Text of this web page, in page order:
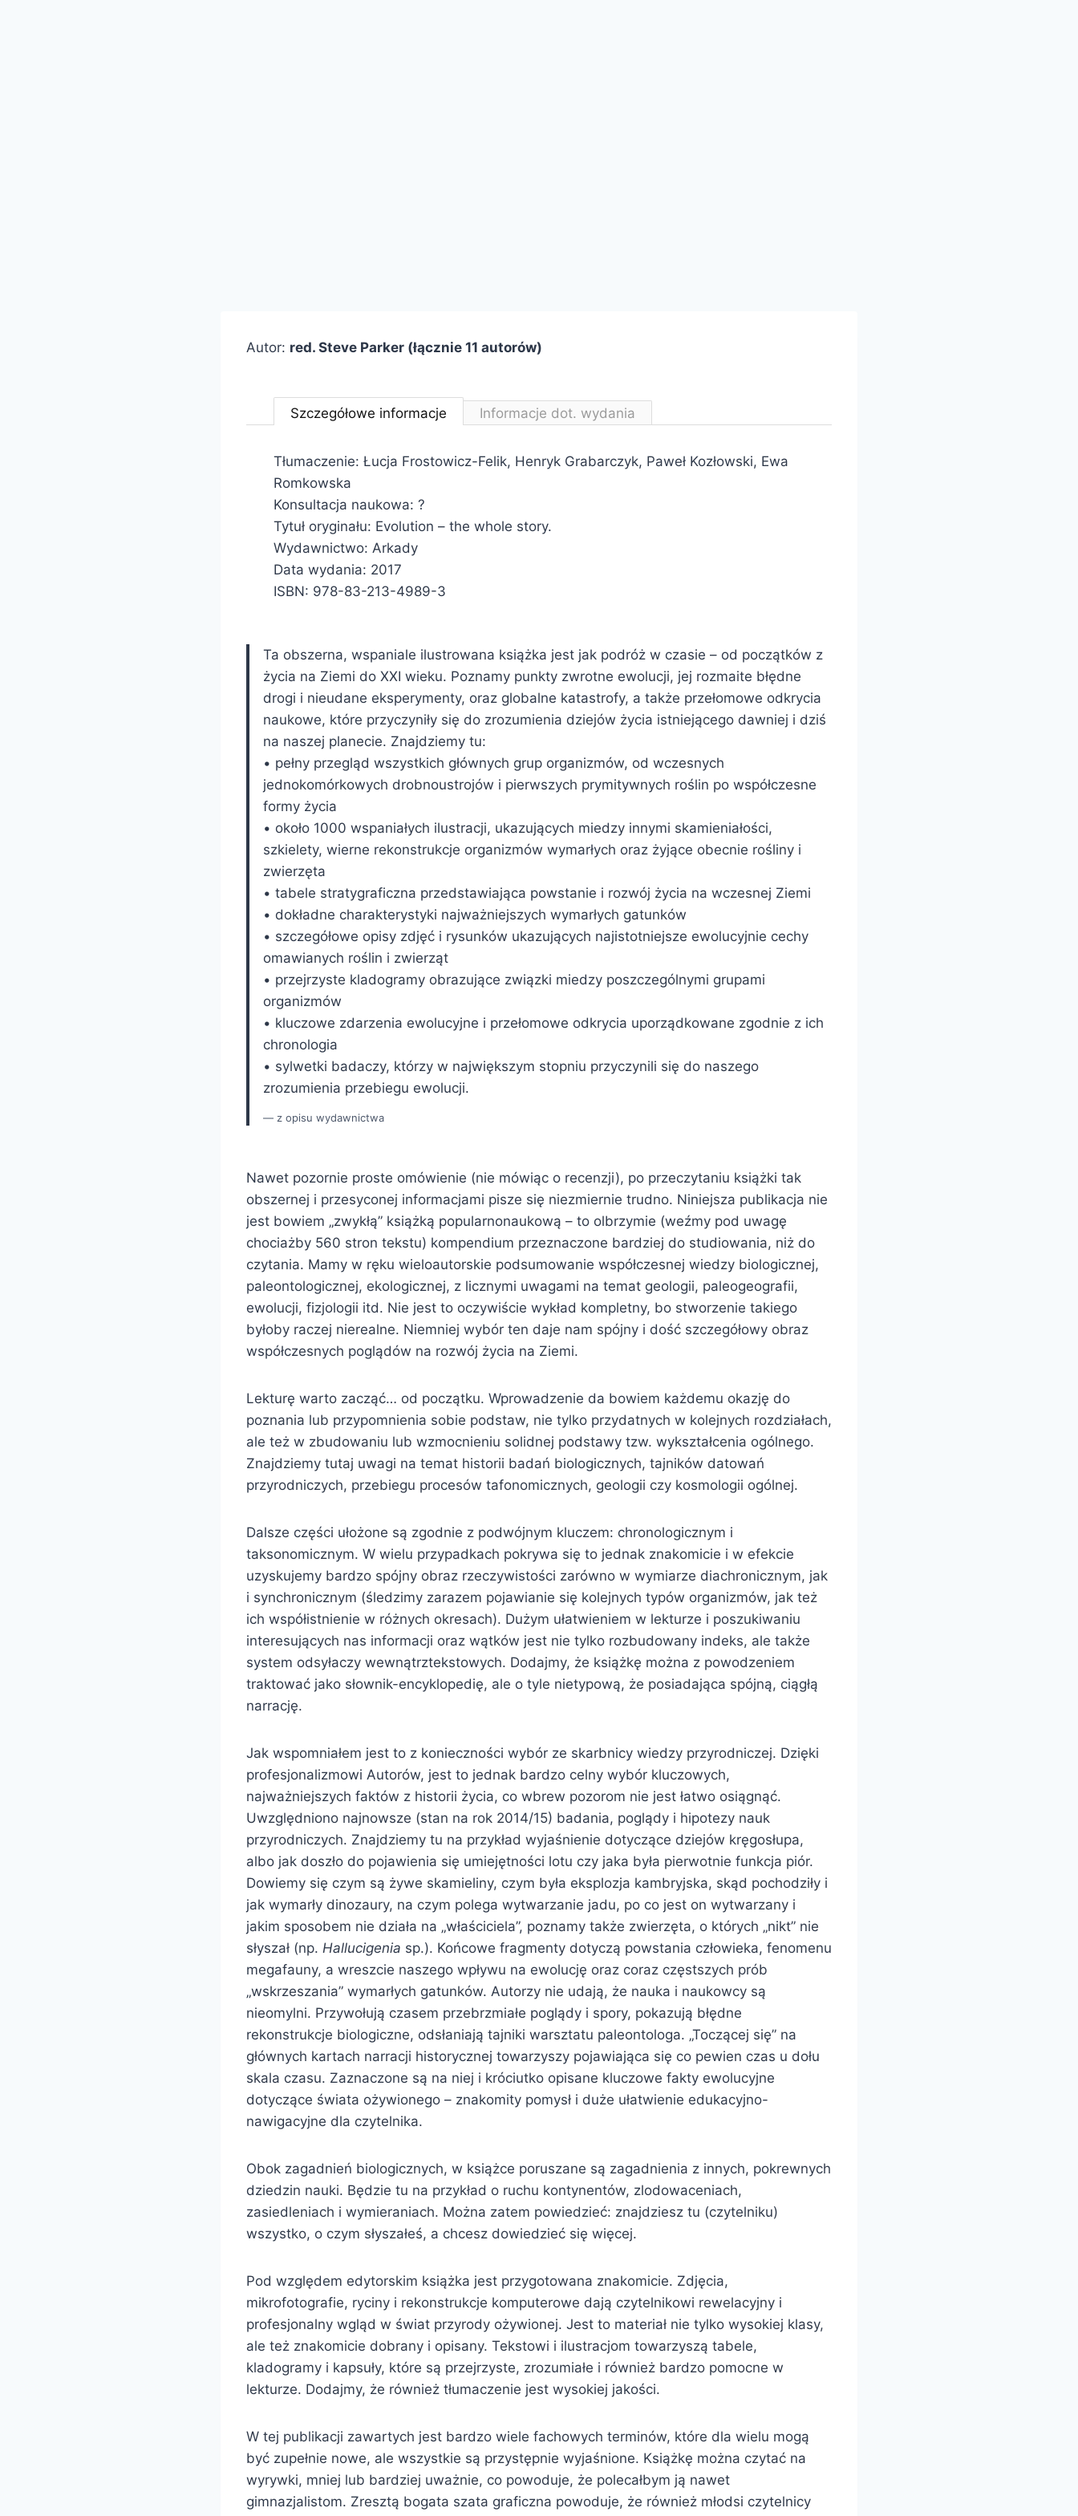
Autor: red. Steve Parker (łącznie 11 autorów)
Szczegółowe informacje Informacje dot. wydania
Tłumaczenie: Łucja Frostowicz-Felik, Henryk Grabarczyk, Paweł Kozłowski, Ewa
Romkowska
Konsultacja naukowa: ?
Tytuł oryginału: Evolution – the whole story.
Wydawnictwo: Arkady
Data wydania: 2017
ISBN: 978-83-213-4989-3
Ta obszerna, wspaniale ilustrowana książka jest jak podróż w czasie – od początków z
życia na Ziemi do XXI wieku. Poznamy punkty zwrotne ewolucji, jej rozmaite błędne
drogi i nieudane eksperymenty, oraz globalne katastrofy, a także przełomowe odkrycia
naukowe, które przyczyniły się do zrozumienia dziejów życia istniejącego dawniej i dziś
na naszej planecie. Znajdziemy tu:
• pełny przegląd wszystkich głównych grup organizmów, od wczesnych
jednokomórkowych drobnoustrojów i pierwszych prymitywnych roślin po współczesne
formy życia
• około 1000 wspaniałych ilustracji, ukazujących miedzy innymi skamieniałości,
szkielety, wierne rekonstrukcje organizmów wymarłych oraz żyjące obecnie rośliny i
zwierzęta
• tabele stratygraficzna przedstawiająca powstanie i rozwój życia na wczesnej Ziemi
• dokładne charakterystyki najważniejszych wymarłych gatunków
• szczegółowe opisy zdjęć i rysunków ukazujących najistotniejsze ewolucyjnie cechy
omawianych roślin i zwierząt
• przejrzyste kladogramy obrazujące związki miedzy poszczególnymi grupami
organizmów
• kluczowe zdarzenia ewolucyjne i przełomowe odkrycia uporządkowane zgodnie z ich
chronologia
• sylwetki badaczy, którzy w największym stopniu przyczynili się do naszego
zrozumienia przebiegu ewolucji.
z opisu wydawnictwa
Nawet pozornie proste omówienie (nie mówiąc o recenzji), po przeczytaniu książki tak
obszernej i przesyconej informacjami pisze się niezmiernie trudno. Niniejsza publikacja nie
jest bowiem „zwykłą” książką popularnonaukową – to olbrzymie (weźmy pod uwagę
chociażby 560 stron tekstu) kompendium przeznaczone bardziej do studiowania, niż do
czytania. Mamy w ręku wieloautorskie podsumowanie współczesnej wiedzy biologicznej,
paleontologicznej, ekologicznej, z licznymi uwagami na temat geologii, paleogeografii,
ewolucji, fizjologii itd. Nie jest to oczywiście wykład kompletny, bo stworzenie takiego
byłoby raczej nierealne. Niemniej wybór ten daje nam spójny i dość szczegółowy obraz
współczesnych poglądów na rozwój życia na Ziemi.
Lekturę warto zacząć… od początku. Wprowadzenie da bowiem każdemu okazję do
poznania lub przypomnienia sobie podstaw, nie tylko przydatnych w kolejnych rozdziałach,
ale też w zbudowaniu lub wzmocnieniu solidnej podstawy tzw. wykształcenia ogólnego.
Znajdziemy tutaj uwagi na temat historii badań biologicznych, tajników datowań
przyrodniczych, przebiegu procesów tafonomicznych, geologii czy kosmologii ogólnej.
Dalsze części ułożone są zgodnie z podwójnym kluczem: chronologicznym i
taksonomicznym. W wielu przypadkach pokrywa się to jednak znakomicie i w efekcie
uzyskujemy bardzo spójny obraz rzeczywistości zarówno w wymiarze diachronicznym, jak
i synchronicznym (śledzimy zarazem pojawianie się kolejnych typów organizmów, jak też
ich współistnienie w różnych okresach). Dużym ułatwieniem w lekturze i poszukiwaniu
interesujących nas informacji oraz wątków jest nie tylko rozbudowany indeks, ale także
system odsyłaczy wewnątrztekstowych. Dodajmy, że książkę można z powodzeniem
traktować jako słownik-encyklopedię, ale o tyle nietypową, że posiadająca spójną, ciągłą
narrację.
Jak wspomniałem jest to z konieczności wybór ze skarbnicy wiedzy przyrodniczej. Dzięki
profesjonalizmowi Autorów, jest to jednak bardzo celny wybór kluczowych,
najważniejszych faktów z historii życia, co wbrew pozorom nie jest łatwo osiągnąć.
Uwzględniono najnowsze (stan na rok 2014/15) badania, poglądy i hipotezy nauk
przyrodniczych. Znajdziemy tu na przykład wyjaśnienie dotyczące dziejów kręgosłupa,
albo jak doszło do pojawienia się umiejętności lotu czy jaka była pierwotnie funkcja piór.
Dowiemy się czym są żywe skamieliny, czym była eksplozja kambryjska, skąd pochodziły i
jak wymarły dinozaury, na czym polega wytwarzanie jadu, po co jest on wytwarzany i
jakim sposobem nie działa na „właściciela”, poznamy także zwierzęta, o których „nikt” nie
słyszał (np. Hallucigenia sp.). Końcowe fragmenty dotyczą powstania człowieka, fenomenu
megafauny, a wreszcie naszego wpływu na ewolucję oraz coraz częstszych prób
„wskrzeszania” wymarłych gatunków. Autorzy nie udają, że nauka i naukowcy są
nieomylni. Przywołują czasem przebrzmiałe poglądy i spory, pokazują błędne
rekonstrukcje biologiczne, odsłaniają tajniki warsztatu paleontologa. „Toczącej się” na
głównych kartach narracji historycznej towarzyszy pojawiająca się co pewien czas u dołu
skala czasu. Zaznaczone są na niej i króciutko opisane kluczowe fakty ewolucyjne
dotyczące świata ożywionego – znakomity pomysł i duże ułatwienie edukacyjno-
nawigacyjne dla czytelnika.
Obok zagadnień biologicznych, w książce poruszane są zagadnienia z innych, pokrewnych
dziedzin nauki. Będzie tu na przykład o ruchu kontynentów, zlodowaceniach,
zasiedleniach i wymieraniach. Można zatem powiedzieć: znajdziesz tu (czytelniku)
wszystko, o czym słyszałeś, a chcesz dowiedzieć się więcej.
Pod względem edytorskim książka jest przygotowana znakomicie. Zdjęcia,
mikrofotografie, ryciny i rekonstrukcje komputerowe dają czytelnikowi rewelacyjny i
profesjonalny wgląd w świat przyrody ożywionej. Jest to materiał nie tylko wysokiej klasy,
ale też znakomicie dobrany i opisany. Tekstowi i ilustracjom towarzyszą tabele,
kladogramy i kapsuły, które są przejrzyste, zrozumiałe i również bardzo pomocne w
lekturze. Dodajmy, że również tłumaczenie jest wysokiej jakości.
W tej publikacji zawartych jest bardzo wiele fachowych terminów, które dla wielu mogą
być zupełnie nowe, ale wszystkie są przystępnie wyjaśnione. Książkę można czytać na
wyrywki, mniej lub bardziej uważnie, co powoduje, że polecałbym ją nawet
gimnazjalistom. Zresztą bogata szata graficzna powoduje, że również młodsi czytelnicy